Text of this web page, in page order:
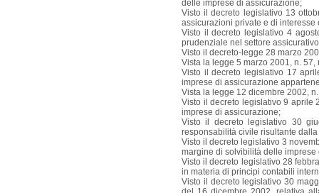
delle imprese di assicurazione;
Visto il decreto legislativo 13
assicurazioni private e di
Visto il decreto legislativo 4
prudenziale nel settore
Visto il decreto-legge 28 marzo
Vista la legge 5 marzo 2001, n.
Visto il decreto legislativo 17
imprese di assicurazione
Vista la legge 12 dicembre 2002,
Visto il decreto legislativo 9 aprile
imprese di assicurazione;
Visto il decreto legislativo 30
responsabilità civile risultante
Visto il decreto legislativo 3
margine di solvibilità delle
Visto il decreto legislativo 28
in materia di principi contabili
Visto il decreto legislativo 30